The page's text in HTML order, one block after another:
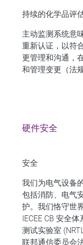
持续的化学品评
主动监测系统意
重新认证，以符
更管理和沟通，
和管理变更（法
硬件安全 ​
安全
我们为电气设备
包括消防、电气
护。我们恪守世
IECEE CB 安全
测试实验室
联邦通信委员会